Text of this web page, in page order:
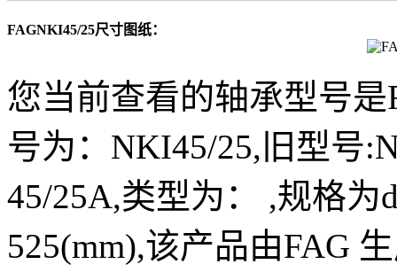
FAGNKI45/25尺寸图纸：
您当前查看的轴承型号
号为：NKI45/25,旧型号
45/25A,类型为： ,规格为
525(mm),该产品由FAG